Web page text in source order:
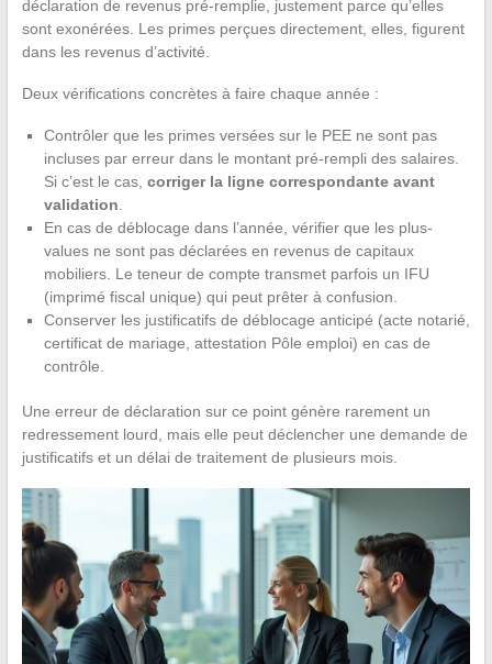
déclaration de revenus pré-remplie, justement parce qu’elles
sont exonérées. Les primes perçues directement, elles, figurent
dans les revenus d’activité.
Deux vérifications concrètes à faire chaque année :
Contrôler que les primes versées sur le PEE ne sont pas
incluses par erreur dans le montant pré-rempli des salaires.
Si c’est le cas, corriger la ligne correspondante avant
validation
En cas de déblocage dans l’année, vérifier que les plus-
values ne sont pas déclarées en revenus de capitaux
mobiliers. Le teneur de compte transmet parfois un IFU
(imprimé fiscal unique) qui peut prêter à confusion.
Conserver les justificatifs de déblocage anticipé (acte notarié,
certificat de mariage, attestation Pôle emploi) en cas de
contrôle.
Une erreur de déclaration sur ce point génère rarement un
redressement lourd, mais elle peut déclencher une demande de
justificatifs et un délai de traitement de plusieurs mois.